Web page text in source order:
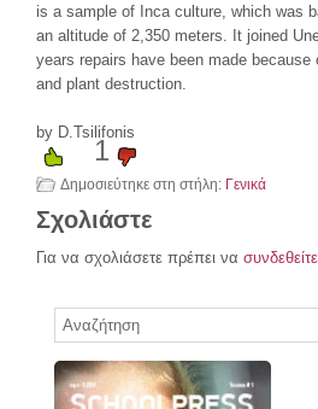
is a sample of Ιnca culture, which was
an altitude of 2,350 meters. It joined
years repairs have been made
and plant destruction.
by D.Tsilifonis
1
Δημοσιεύτηκε στη στήλη: Γενικά
Σχολιάστε
Για να σχολιάσετε πρέπει να συνδεθείτε